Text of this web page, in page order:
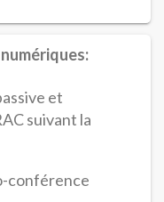
et
suivant la
conférence